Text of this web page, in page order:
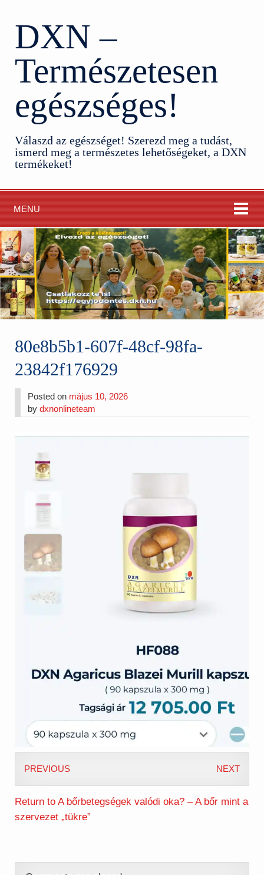
DXN –
Természetesen
egészséges!
Válaszd az egészséget! Szerezd meg a tudást,
ismerd meg a természetes lehetőségeket, a DXN
termékeket!
MENU
80e8b5b1-607f-48cf-98fa-
23842f176929
Posted on május 10, 2026
bydxnonlineteam
PREVIOUS NEXT
Return to A bőrbetegségek valódi oka? – A bőr mint a
szervezet „tükre”